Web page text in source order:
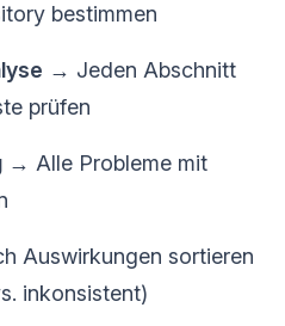
bestimmen
→ Jeden Abschnitt
prüfen
→ Alle Probleme mit
Auswirkungen sortieren
inkonsistent)